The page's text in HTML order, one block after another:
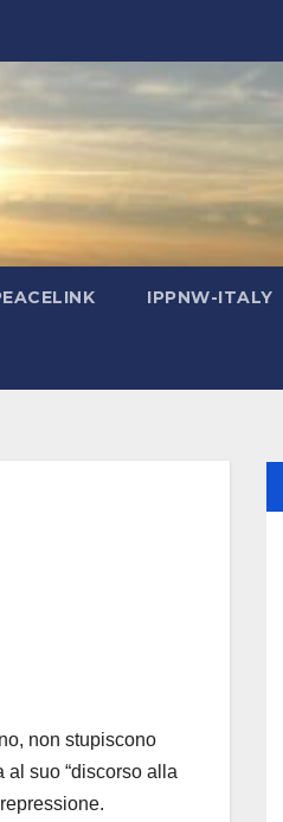
IPPNW-ITALY
non stupiscono
al suo “discorso alla